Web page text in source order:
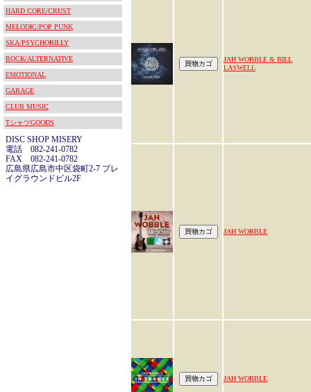
HARD CORE/CRUST
MELODIC/POP PUNK
SKA/PSYCHOBILLY
ROCK/ALTERNATIVE
EMOTIONAL
GARAGE
CLUB MUSIC
TシャツGOODS
DISC SHOP MISERY
電話 082-241-0782
FAX 082-241-0782
広島県広島市中区袋町2-7 プレ
イグラウンドビル2F
JAH WOBBLE & BILL
LASWELL
JAH WOBBLE
JAH WOBBLE